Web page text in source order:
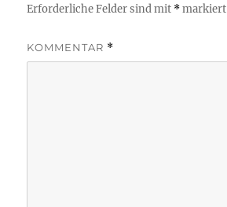
Erforderliche Felder sind mit *markiert
KOMMENTAR *